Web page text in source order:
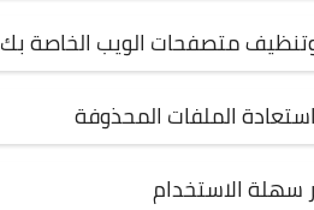
متصفحات الويب الخاصة بك
الملفات المحذوفة